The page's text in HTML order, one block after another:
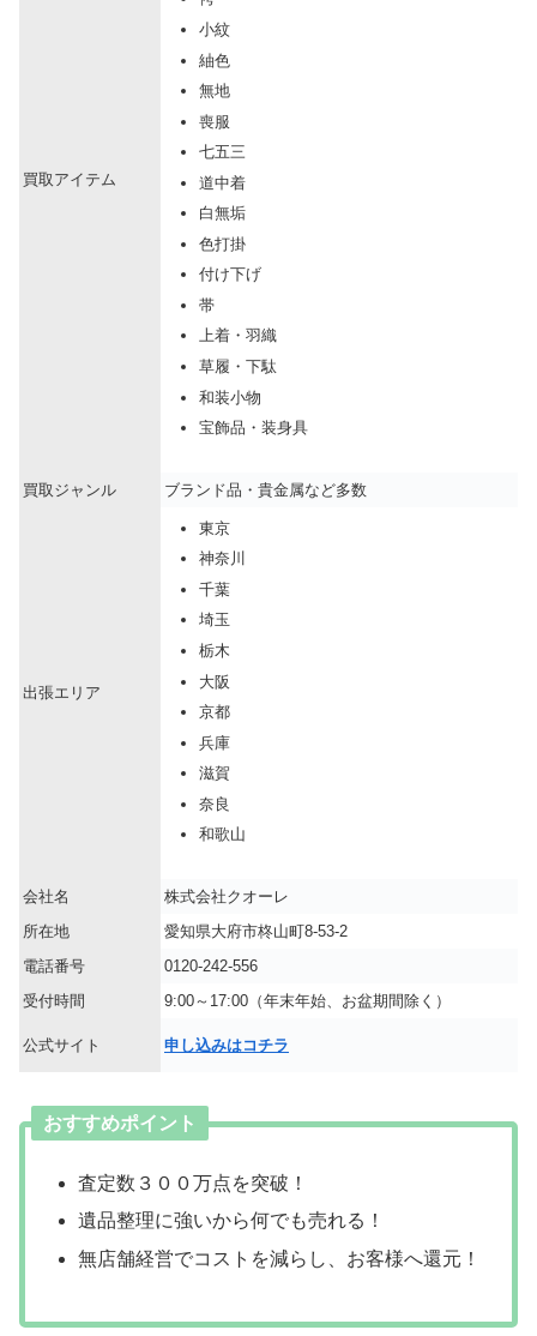
買取アイテム
小紋
紬色
無地
喪服
七五三
道中着
白無垢
色打掛
付け下げ
帯
上着・羽織
草履・下駄
和装小物
宝飾品・装身具
買取ジャンル ブランド品・貴金属など多数
出張エリア
東京
神奈川
千葉
埼玉
栃木
大阪
京都
兵庫
滋賀
奈良
和歌山
会社名
株式会社クオーレ
所在地
愛知県大府市柊山町8-53-2
電話番号
0120-242-556
受付時間
9:00～17:00（年末年始、お盆期間除く）
公式サイト 申し込みはコチラ
おすすめポイント
査定数３００万点を突破！
遺品整理に強いから何でも売れる！
無店舗経営でコストを減らし、お客様へ還元！